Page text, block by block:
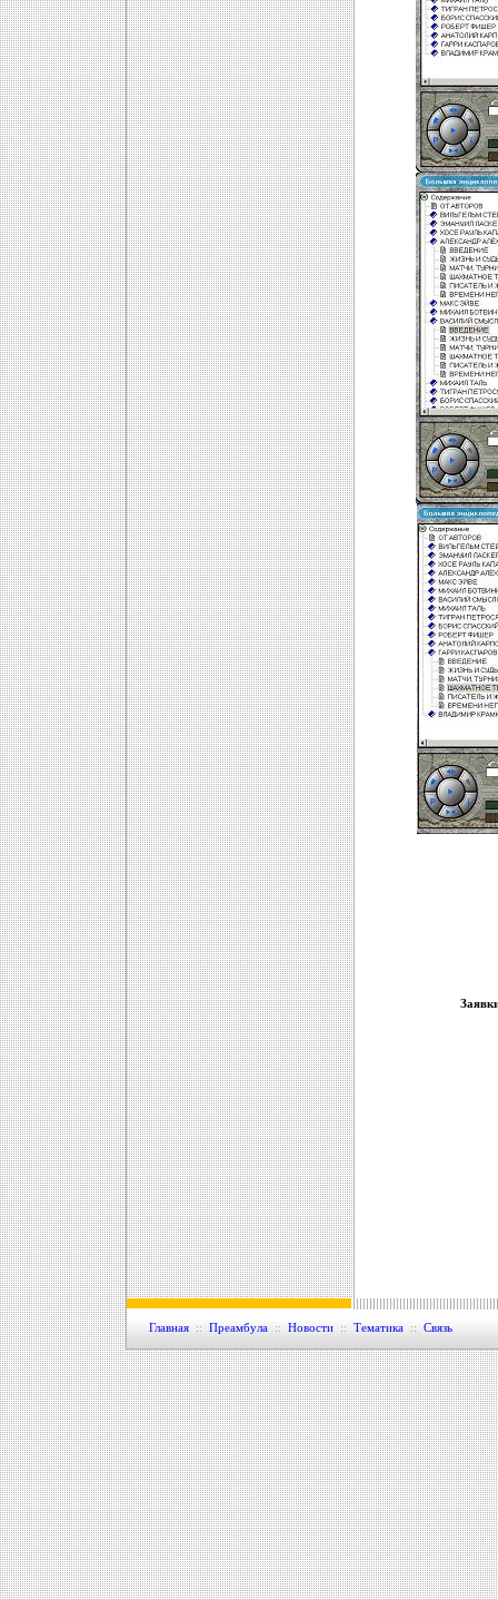
Главная:: Преамбула:: Новости:: Тематика:: Связь